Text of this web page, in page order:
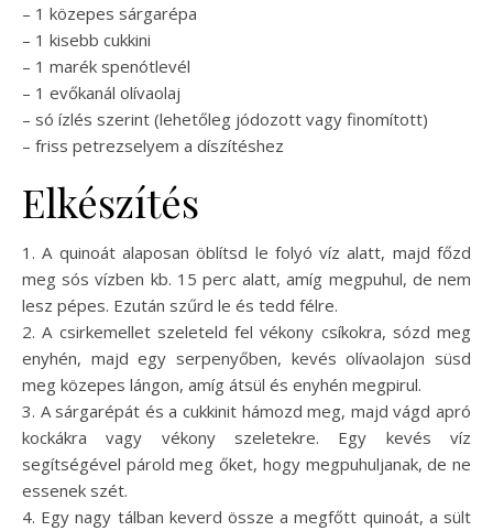
– 1 közepes sárgarépa
– 1 kisebb cukkini
– 1 marék spenótlevél
– 1 evőkanál olívaolaj
– só ízlés szerint (lehetőleg jódozott vagy finomított)
– friss petrezselyem a díszítéshez
Elkészítés
1. A quinoát alaposan öblítsd le folyó víz alatt, majd főzd
meg sós vízben kb. 15 perc alatt, amíg megpuhul, de nem
lesz pépes. Ezután szűrd le és tedd félre.
2. A csirkemellet szeleteld fel vékony csíkokra, sózd meg
enyhén, majd egy serpenyőben, kevés olívaolajon süsd
meg közepes lángon, amíg átsül és enyhén megpirul.
3. A sárgarépát és a cukkinit hámozd meg, majd vágd apró
kockákra vagy vékony szeletekre. Egy kevés víz
segítségével párold meg őket, hogy megpuhuljanak, de ne
essenek szét.
4. Egy nagy tálban keverd össze a megfőtt quinoát, a sült